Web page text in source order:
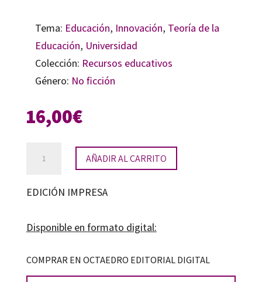
Tema: Educación, Innovación, Teoría de la
Educación, Universidad
Colección: Recursos educativos
Género: No ficción
16,00€
Pedagogías
cantidad
AÑADIR AL CARRITO
EDICIÓN IMPRESA
Disponible en formato digital:
COMPRAR EN OCTAEDRO EDITORIAL DIGITAL